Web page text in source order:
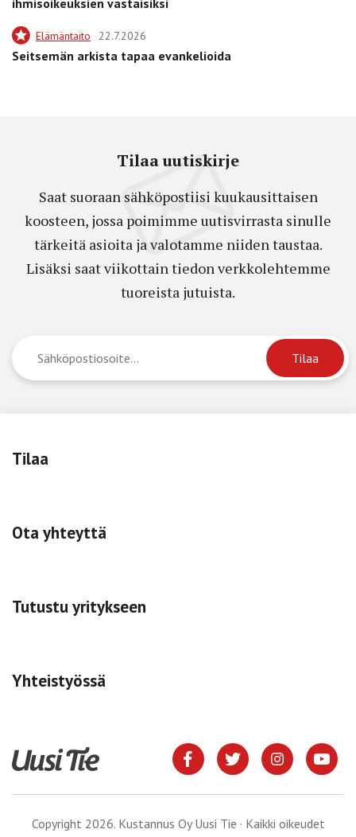
Elämäntaito 22.7.2026
Seitsemän arkista tapaa evankelioida
Tilaa uutiskirje
Saat suoraan sähköpostiisi kuukausittaisen
koosteen, jossa poimimme uutisvirrasta sinulle
tärkeitä asioita ja valotamme niiden taustaa.
Lisäksi saat viikottain tiedon verkkolehtemme
tuoreista jutuista.
Tilaa
Ota yhteyttä
Tutustu yritykseen
Yhteistyössä
Copyright 2026. Kustannus Oy Uusi Tie · Kaikki oikeudet